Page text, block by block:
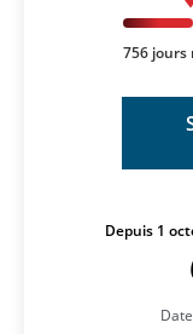
756 jours
Depuis 1